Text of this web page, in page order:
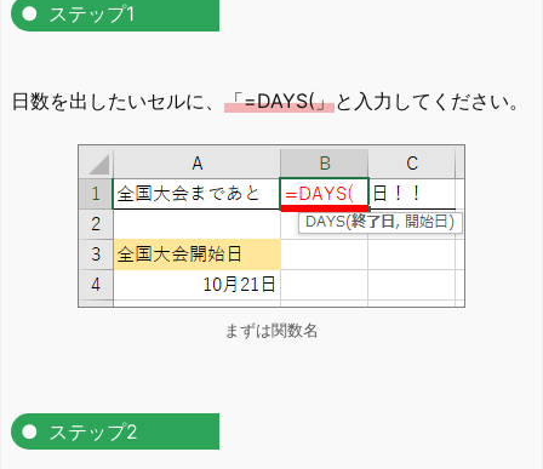
ステップ1
日数を出したいセルに、 「=DAYS(」と入力してください。
まずは関数名
ステップ2